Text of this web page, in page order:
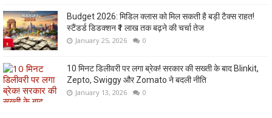
Budget 2026: मिडिल क्लास को मिल सकती है बड़ी टैक्स राहत!
स्टैंडर्ड डिडक्शन ₹1 लाख तक बढ़ने की चर्चा तेज
January 25, 2026 0
10 मिनट डिलीवरी पर लगा ब्रेक! सरकार की सख्ती के बाद Blinkit,
Zepto, Swiggy और Zomato ने बदली नीति
January 13, 2026 0